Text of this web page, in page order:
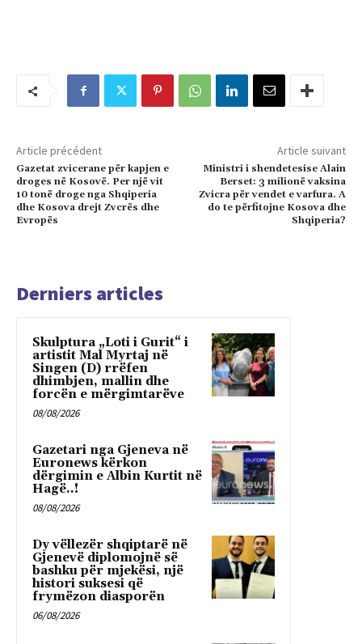
Article précédent
Gazetat zvicerane për kapjen e
droges në Kosovë. Per një vit
10 tonë droge nga Shqiperia
dhe Kosova drejt Zvcrës dhe
Evropës
Article suivant
Ministri i shendetesise Alain
Berset: 3 milionë vaksina
Zvicra për vendet e varfura. A
do te përfitojne Kosova dhe
Shqiperia?
Derniers articles
Skulptura „Loti i Gurit“ i
artistit Mal Myrtaj në
Singen (D) rrëfen
dhimbjen, mallin dhe
forcën e mërgimtarëve
08/08/2026
Gazetari nga Gjeneva në
Euronews kërkon
dërgimin e Albin Kurtit në
Hagë..!
08/08/2026
Dy vëllezër shqiptarë në
Gjenevë diplomojnë së
bashku për mjekësi, një
histori suksesi që
frymëzon diasporën
06/08/2026